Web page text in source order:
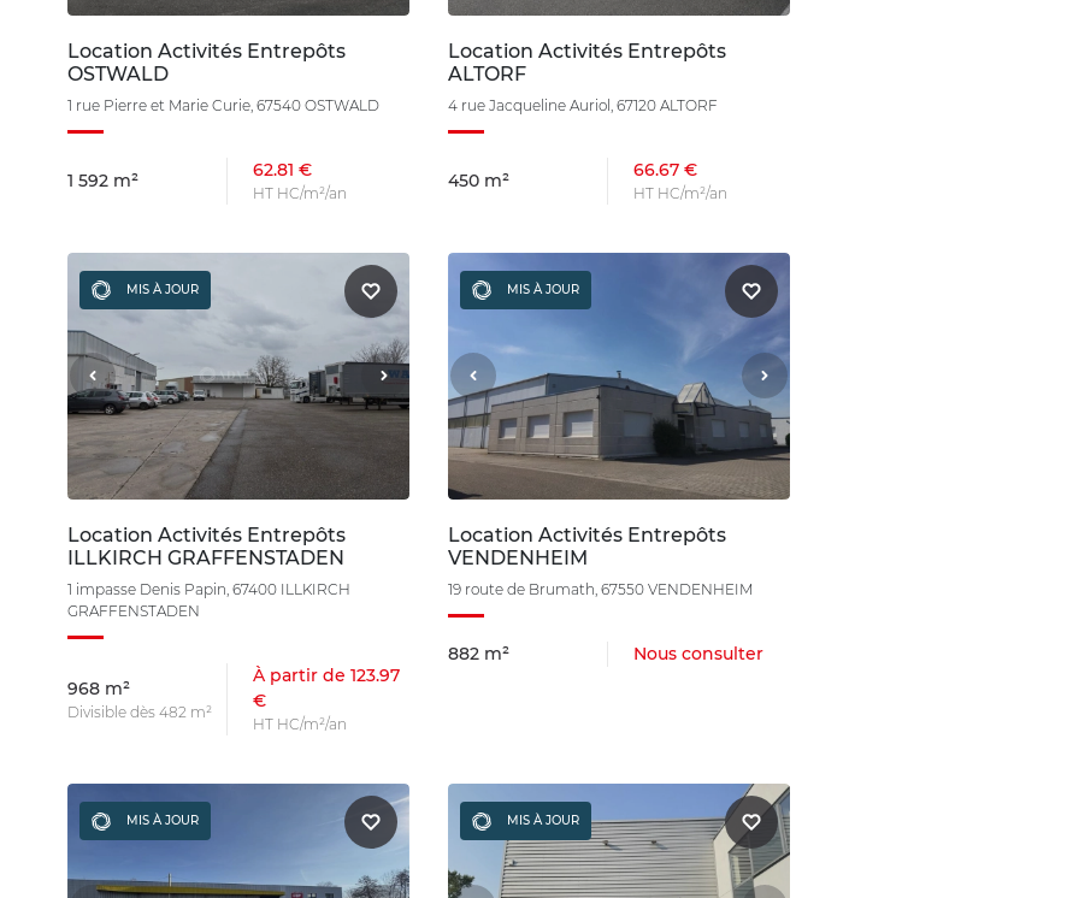
Location Activités Entrepôts
OSTWALD
1 rue Pierre et Marie Curie, 67540 OSTWALD
1 592 m² 62.81 €
HT HC/m²/an
Location Activités Entrepôts
ALTORF
4 rue Jacqueline Auriol, 67120 ALTORF
450 m² 66.67 €
HT HC/m²/an
MIS À JOUR
Location Activités Entrepôts
ILLKIRCH GRAFFENSTADEN
1 impasse Denis Papin, 67400 ILLKIRCH
GRAFFENSTADEN
968 m²
Divisible dès 482 m²
À partir de 123.97
€
HT HC/m²/an
MIS À JOUR
Location Activités Entrepôts
VENDENHEIM
19 route de Brumath, 67550 VENDENHEIM
882 m² Nous consulter
MIS À JOUR MIS À JOUR